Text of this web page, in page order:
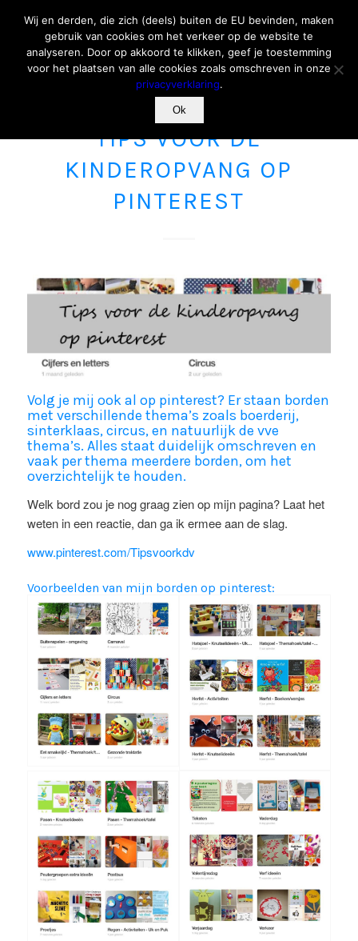
SOCIAL MEDIA
TIPS VOOR DE
KINDEROPVANG OP
PINTEREST
Volg je mij ook al op pinterest? Er staan borden
met verschillende thema’s zoals boerderij,
sinterklaas, circus, en natuurlijk de vve
thema’s. Alles staat duidelijk omschreven en
vaak per thema meerdere borden, om het
overzichtelijk te houden.
Welk bord zou je nog graag zien op mijn pagina? Laat het
weten in een reactie, dan ga ik ermee aan de slag.
www.pinterest.com/Tipsvoorkdv
Voorbeelden van mijn borden op pinterest:
Wij en derden, die zich (deels) buiten de EU bevinden, maken
gebruik van cookies om het verkeer op de website te
analyseren. Door op akkoord te klikken, geef je toestemming
voor het plaatsen van alle cookies zoals omschreven in onze
privacyverklaring.
Ok